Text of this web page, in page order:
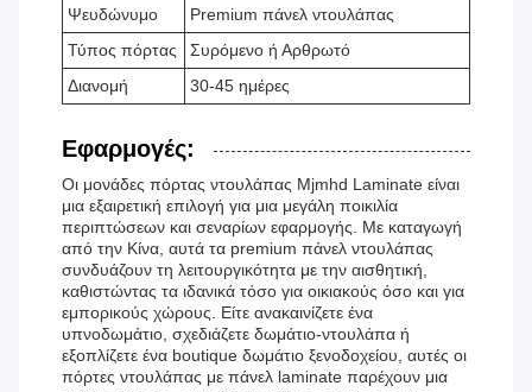
Ψευδώνυμο
Premium πάνελ ντουλάπας
Τύπος πόρτας
Συρόμενο ή Αρθρωτό
Διανομή
30-45 ημέρες
Εφαρμογές:
Οι μονάδες πόρτας ντουλάπας Mjmhd Laminate είναι
μια εξαιρετική επιλογή για μια μεγάλη ποικιλία
περιπτώσεων και σεναρίων εφαρμογής. Με καταγωγή
από την Κίνα, αυτά τα premium πάνελ ντουλάπας
συνδυάζουν τη λειτουργικότητα με την αισθητική,
καθιστώντας τα ιδανικά τόσο για οικιακούς όσο και για
εμπορικούς χώρους. Είτε ανακαινίζετε ένα
υπνοδωμάτιο, σχεδιάζετε δωμάτιο-ντουλάπα ή
εξοπλίζετε ένα boutique δωμάτιο ξενοδοχείου, αυτές οι
πόρτες ντουλάπας με πάνελ laminate παρέχουν μια